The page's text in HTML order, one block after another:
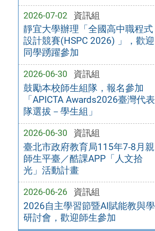
2026-07-02 資訊組
靜宜大學辦理「全國高中職程式
設計競賽(HSPC 2026) 」，歡迎
同學踴躍參加
2026-06-30 資訊組
鼓勵本校師生組隊，報名參加
「APICTA Awards2026臺灣代表
隊選拔－學生組」
2026-06-30 資訊組
臺北市政府教育局115年7-8月親
師生平臺／酷課APP「人文拾
光」活動計畫
2026-06-26 資訊組
2026自主學習節暨AI賦能教與學
研討會，歡迎師生參加